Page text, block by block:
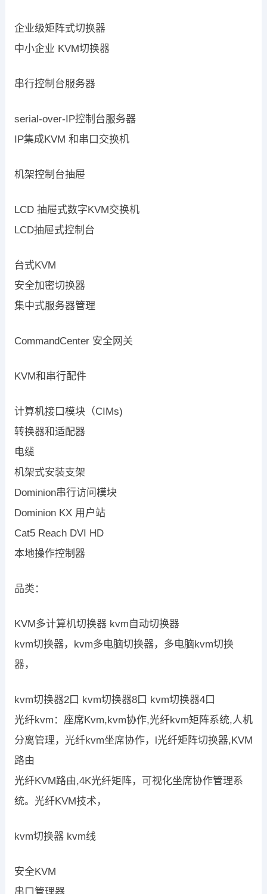
企业级矩阵式切换器
中小企业 KVM切换器
串行控制台服务器
serial-over-IP控制台服务器
IP集成KVM 和串口交换机
机架控制台抽屉
LCD 抽屉式数字KVM交换机
LCD抽屉式控制台
台式KVM
安全加密切换器
集中式服务器管理
CommandCenter 安全网关
KVM和串行配件
计算机接口模块（CIMs)
转换器和适配器
电缆
机架式安装支架
Dominion串行访问模块
Dominion KX 用户站
Cat5 Reach DVI HD
本地操作控制器
品类：
KVM多计算机切换器 kvm自动切换器
kvm切换器，kvm多电脑切换器，多电脑kvm切换
器，
kvm切换器2口 kvm切换器8口 kvm切换器4口
光纤kvm：座席Kvm,kvm协作,光纤kvm矩阵系统,人机
分离管理，光纤kvm坐席协作，l光纤矩阵切换器,KVM
路由
光纤KVM路由,4K光纤矩阵，可视化坐席协作管理系
统。光纤KVM技术，
kvm切换器 kvm线
安全KVM